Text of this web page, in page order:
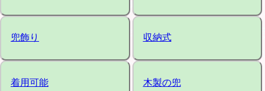
兜飾り 収納式
着用可能 木製の兜